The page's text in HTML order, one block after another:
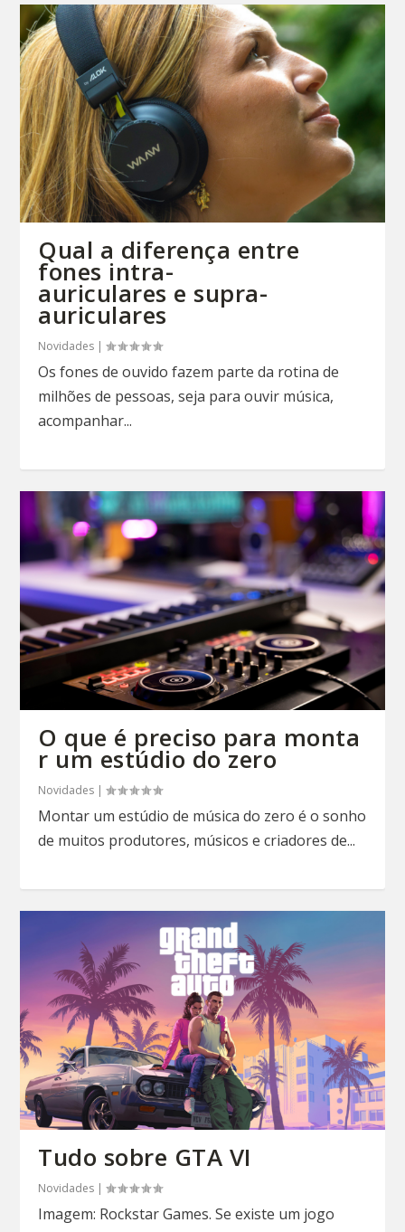
Qual a diferença entre
fones intra-
auriculares e supra-
auriculares
Novidades |
Os fones de ouvido fazem parte da rotina de
milhões de pessoas, seja para ouvir música,
acompanhar...
O que é preciso para monta
r um estúdio do zero
Novidades |
Montar um estúdio de música do zero é o sonho
de muitos produtores, músicos e criadores de...
Tudo sobre GTA VI
Novidades |
Imagem: Rockstar Games. Se existe um jogo